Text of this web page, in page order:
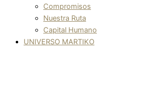
Compromisos
Nuestra Ruta
Capital Humano
UNIVERSO MARTIKO